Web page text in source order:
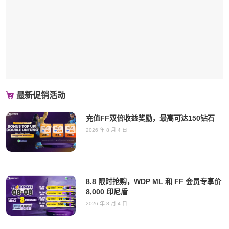
最新促销活动
充值FF双倍收益奖励，最高可达150钻石
2026 年 8 月 4 日
8.8 限时抢购，WDP ML 和 FF 会员专享价
8,000 印尼盾
2026 年 8 月 4 日